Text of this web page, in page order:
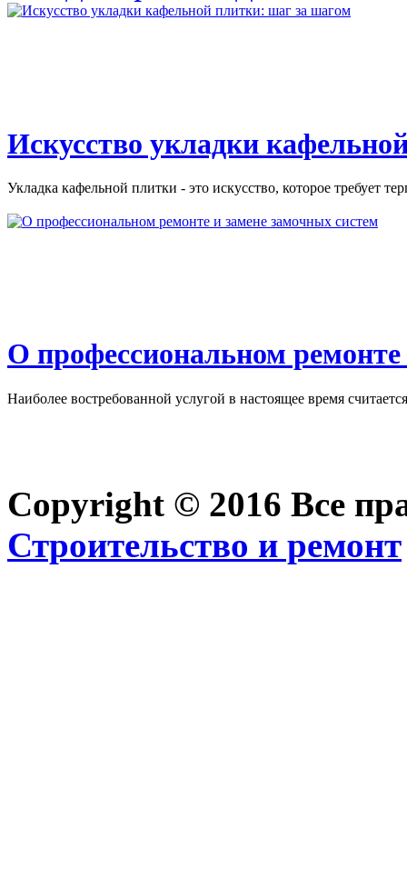
Искусство укладки
Укладка кафельной плитки - это искусство, которое требует
О профессиональном
Наиболее востребованной услугой в настоящее время
Copyright © 2016 Все
Строительство и ремонт